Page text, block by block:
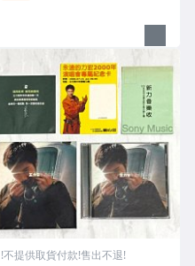
!不提供取貨付款!售出不退!